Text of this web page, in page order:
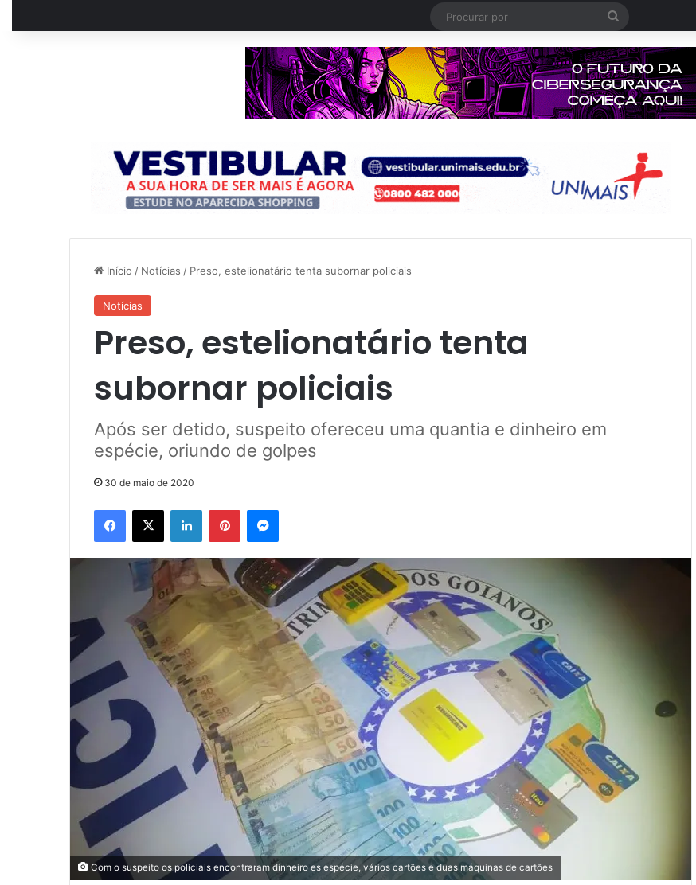
Procurar
por
Início / Notícias / Preso, estelionatário tenta subornar policiais
Notícias
Preso, estelionatário tenta
subornar policiais
Após ser detido, suspeito ofereceu uma quantia e dinheiro em
espécie, oriundo de golpes
30 de maio de 2020
Facebook
X LinkedinPinterestMessenger
Com o suspeito os policiais encontraram dinheiro es espécie, vários cartões e duas máquinas de cartões